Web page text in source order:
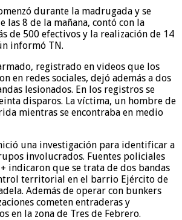
durante la madrugada y se
las 8 de la mañana, contó con la
de 500 efectivos y la realización de 14
informó TN.
registrado en videos que los
en redes sociales, dejó además a dos
lesionados. En los registros se
disparos. La víctima, un hombre de
mientras se encontraba en medio
una investigación para identificar a
involucrados. Fuentes policiales
indicaron que se trata de dos bandas
territorial en el barrio Ejército de
Además de operar con bunkers
cometen entraderas y
en la zona de Tres de Febrero.